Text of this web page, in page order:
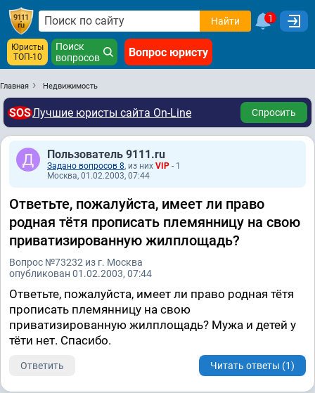
Найти 1
Юристы
ТОП-10
Поиск
вопросов
Вопрос юристу
Главная Недвижимость
SOSЛучшие юристы сайта On-Line Спросить
Пользователь 9111.ru
Задано вопросов 8, из них VIP - 1
Москва, 01.02.2003, 07:44
Ответьте, пожалуйста, имеет ли право
родная тётя прописать племянницу на свою
приватизированную жилплощадь?
Вопрос №73232 из г. Москва
опубликован 01.02.2003, 07:44
Ответьте, пожалуйста, имеет ли право родная тётя
прописать племянницу на свою
приватизированную жилплощадь? Мужа и детей у
тёти нет. Спасибо.
Ответить Читать ответы (1)